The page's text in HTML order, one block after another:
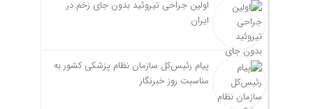
اولین جراحی تیروئید بدون جای زخم در
ایران
پیام رئیس‌کل سازمان نظام پزشکی کشور به
مناسبت روز خبرنگار